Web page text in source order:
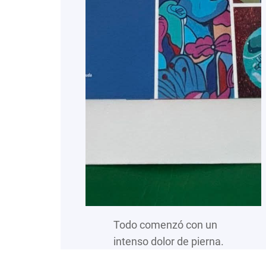
Todo comenzó con un
intenso dolor de pierna.